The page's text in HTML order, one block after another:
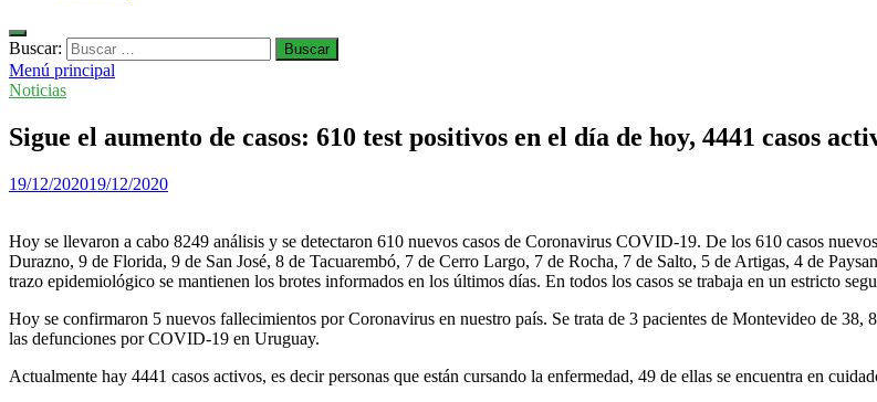
Buscar:
Menú principal
Noticias
Sigue el aumento de casos: 610 test positivos en el día de hoy, 4441 casos
19/12/202019/12/2020
Hoy se llevaron a cabo 8249 análisis y se detectaron 610 nuevos casos de Coronavirus COVID-19. De los 610 casos
Durazno, 9 de Florida, 9 de San José, 8 de Tacuarembó, 7 de Cerro Largo, 7 de Rocha, 7 de Salto, 5 de Artigas, 4 de
trazo epidemiológico se mantienen los brotes informados en los últimos días. En todos los casos se trabaja en un estricto
Hoy se confirmaron 5 nuevos fallecimientos por Coronavirus en nuestro país. Se trata de 3 pacientes de Montevideo de
las defunciones por COVID-19 en Uruguay.
Actualmente hay 4441 casos activos, es decir personas que están cursando la enfermedad, 49 de ellas se encuentra en